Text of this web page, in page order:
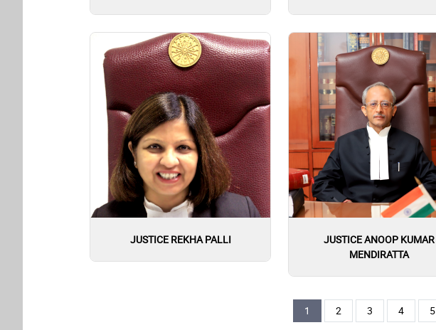
JUSTICE REKHA PALLI
JUSTICE ANOOP KUMAR
MENDIRATTA
Current page
1 पृष्ठ
2 पृष्ठ
3 पृष्ठ
4 पृष्ठ
5